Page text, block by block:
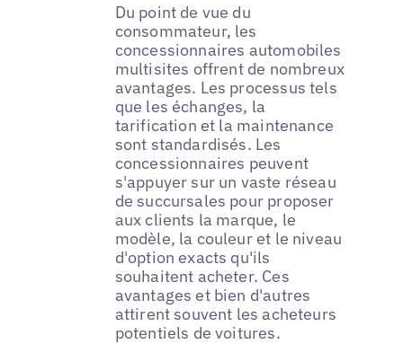
Du point de vue du
consommateur, les
concessionnaires automobiles
multisites offrent de nombreux
avantages. Les processus tels
que les échanges, la
tarification et la maintenance
sont standardisés. Les
concessionnaires peuvent
s'appuyer sur un vaste réseau
de succursales pour proposer
aux clients la marque, le
modèle, la couleur et le niveau
d'option exacts qu'ils
souhaitent acheter. Ces
avantages et bien d'autres
attirent souvent les acheteurs
potentiels de voitures.